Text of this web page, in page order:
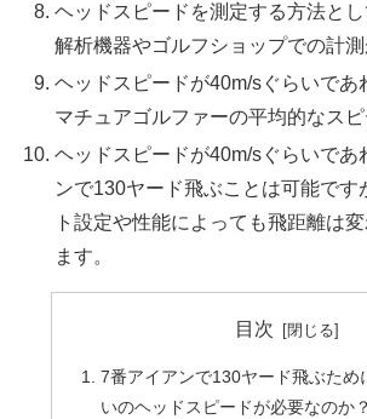
ヘッドスピードを測定する方法と
解析機器やゴルフショップでの計測
ヘッドスピードが40m/sぐらいであ
マチュアゴルファーの平均的なスピ
ヘッドスピードが40m/sぐらいであ
ンで130ヤード飛ぶことは可能です
ト設定や性能によっても飛距離は
ます。
目次
7番アイアンで130ヤード飛ぶため
いのヘッドスピードが必要なのか？